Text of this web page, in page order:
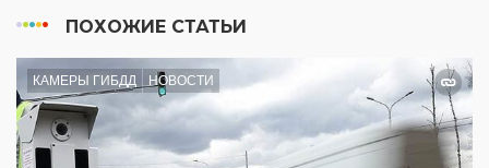
ПОХОЖИЕ СТАТЬИ
КАМЕРЫ ГИБДД НОВОСТИ